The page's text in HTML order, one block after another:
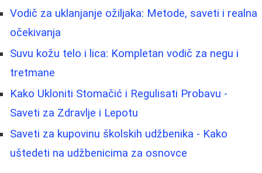
Vodič za uklanjanje ožiljaka: Metode, saveti i realna
očekivanja
Suvu kožu telo i lica: Kompletan vodič za negu i
tretmane
Kako Ukloniti Stomačić i Regulisati Probavu -
Saveti za Zdravlje i Lepotu
Saveti za kupovinu školskih udžbenika - Kako
uštedeti na udžbenicima za osnovce